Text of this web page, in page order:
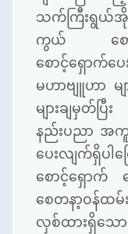
သက်ကြီးရွယ်အို
ကွယ်
စ
စောင့်ရှောက်ပေ
မဟာဗျူဟာ မ
များချမှတ်ပြီး
နည်းပညာ အကူ
ပေးလျက်ရှိပါကြ
စောင့်ရှောက်
စေတနာ့ဝန်ထမ်
လှစ်ထားရှိသော